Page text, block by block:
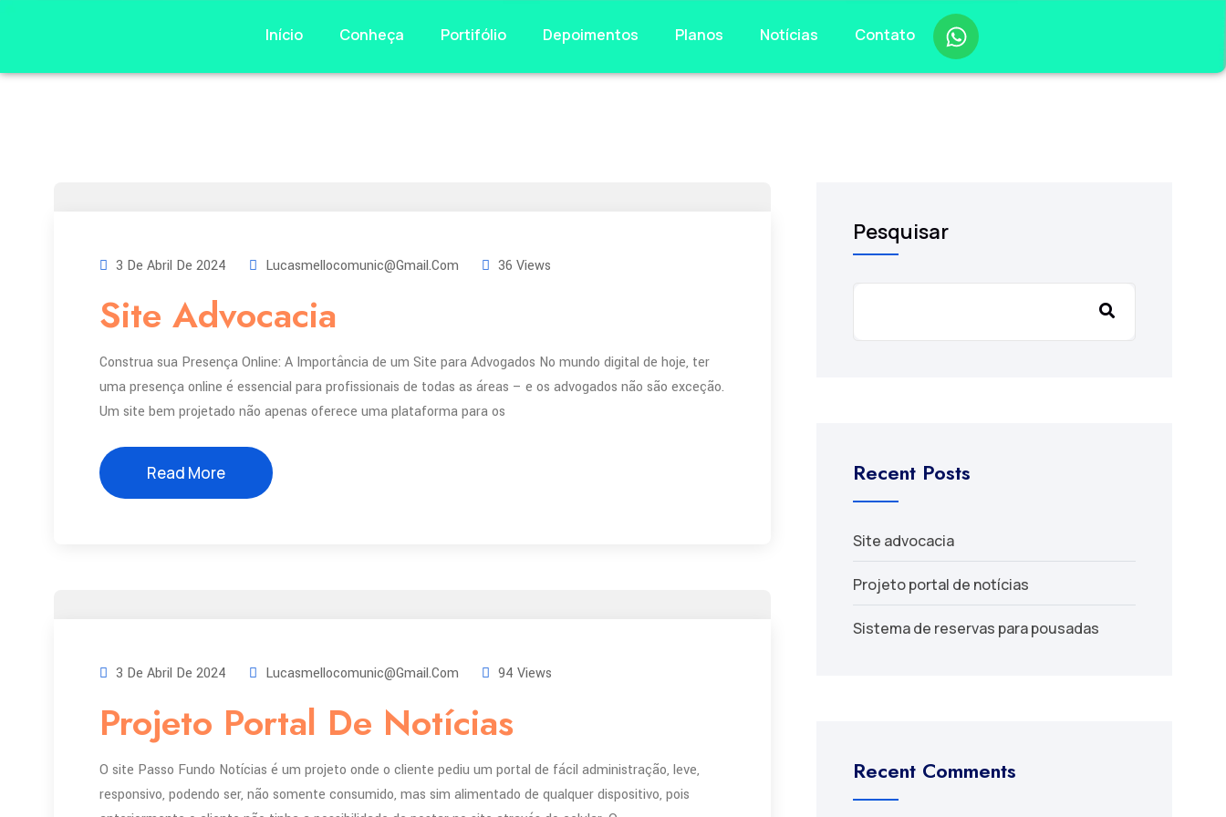
Início Conheça Portifólio Depoimentos Planos Notícias Contato
3 De Abril De 2024 Lucasmellocomunic@gmail.com 36 Views
Site Advocacia
Construa sua Presença Online: A Importância de um Site para Advogados No mundo digital de hoje, ter
uma presença online é essencial para profissionais de todas as áreas – e os advogados não são exceção.
Um site bem projetado não apenas oferece uma plataforma para os
Read More
3 De Abril De 2024 Lucasmellocomunic@gmail.com 94 Views
Projeto Portal De Notícias
O site Passo Fundo Notícias é um projeto onde o cliente pediu um portal de fácil administração, leve,
responsivo, podendo ser, não somente consumido, mas sim alimentado de qualquer dispositivo, pois
Pesquisar
Recent Posts
Site advocacia
Projeto portal de notícias
Sistema de reservas para pousadas
Recent Comments